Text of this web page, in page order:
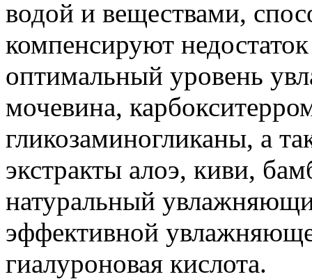
водой и веществами,
компенсируют
оптимальный уровень
мочевина,
гликозаминогликаны, а
экстракты алоэ, киви,
натуральный
эффективной
гиалуроновая кислота.